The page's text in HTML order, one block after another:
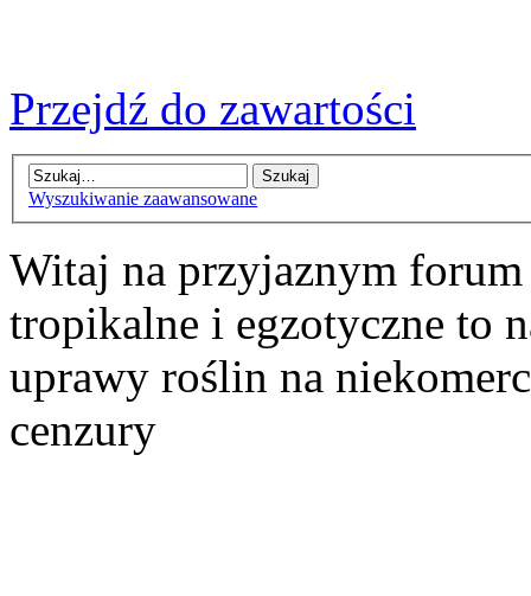
Przejdź do zawartości
Wyszukiwanie zaawansowane
Witaj na przyjaznym
tropikalne i egzotyczne to
uprawy roślin na
cenzury